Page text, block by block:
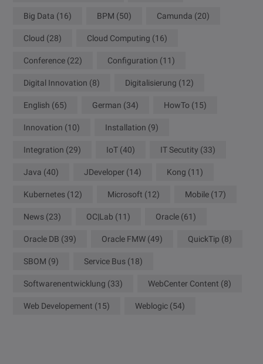
Big Data (16) BPM (50) Camunda (20)
Cloud (28) Cloud Computing (16)
Conference (22) Configuration (11)
Digital Innovation (8) Digitalisierung (12)
English (65) German (34) HowTo (15)
Innovation (10) Installation (9)
Integration (29) IoT (40) IT Secutity (33)
Java (40) JDeveloper (14) Kong (11)
Kubernetes (12) Microsoft (12) Mobile (17)
News (23) OC|Lab (11) Oracle (61)
Oracle DB (39) Oracle FMW (49) QuickTip (8)
SBOM (9) Service Bus (18)
Softwarenentwicklung (33) WebCenter Content (8)
Web Developement (15) Weblogic (54)